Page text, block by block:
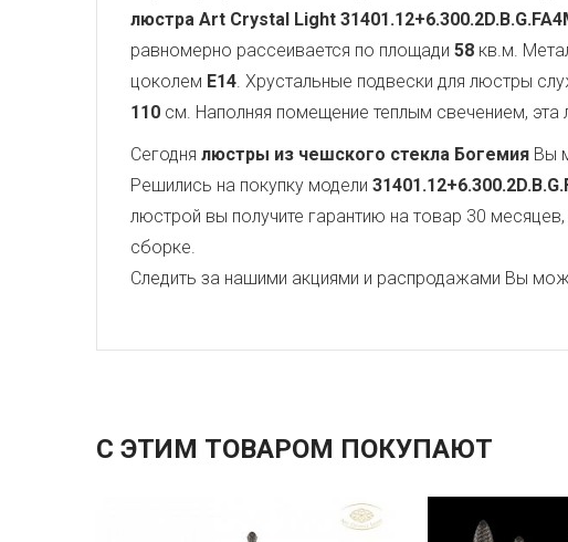
люстра Art Crystal Light
равномерно рассеивается по площади 58 кв.м.
цоколем E14. Хрустальные подвески для люстры
110 см. Наполняя помещение теплым свечением, эта
Сегодня люстры из чешского стекла Богемия Вы
Решились на покупку модели
люстрой вы получите гарантию на товар 30
сборке.
Следить за нашими акциями и распродажами Вы
С ЭТИМ ТОВАРОМ ПОКУПАЮТ